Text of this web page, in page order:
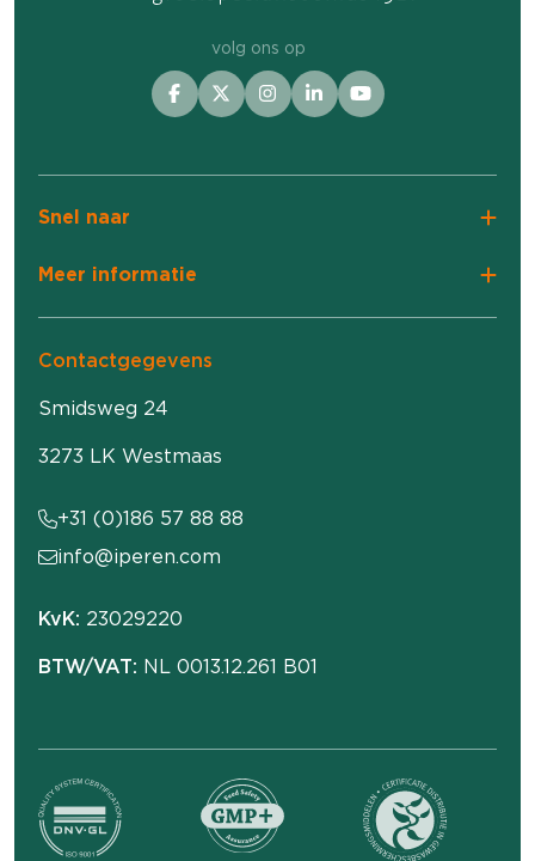
volg ons op
Snel naar
Meer informatie
Contactgegevens
Smidsweg 24
3273 LK Westmaas
KvK: 23029220
BTW/VAT: NL 0013.12.261 B01
+31 (0)186 57 88 88
info@iperen.com